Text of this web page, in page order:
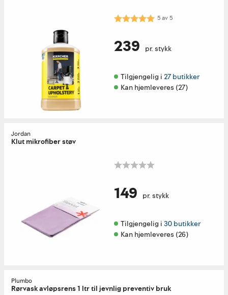
Karakter: 5.0 av 5 mulige
5av5
239 pr. stykk
Tilgjengelig i 27 butikker
Kan hjemleveres (27)
Jordan
Klut mikrofiber støv
149 pr. stykk
Tilgjengelig i 30 butikker
Kan hjemleveres (26)
Plumbo
Rørvask avløpsrens 1 ltr til jevnlig preventiv bruk